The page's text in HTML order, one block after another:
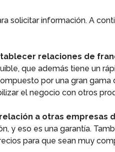
solicitar información. A
relaciones de
que además tiene un
por una gran gama
el negocio con otros
a otras empresas
y eso es una garantía.
para que sean muy